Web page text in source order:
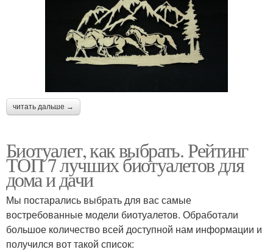
читать дальше →
Биотуалет, как выбрать. Рейтинг
ТОП 7 лучших биотуалетов для
дома и дачи
Мы постарались выбрать для вас самые
востребованные модели биотуалетов. Обработали
большое количество всей доступной нам информации и
получился вот такой список: